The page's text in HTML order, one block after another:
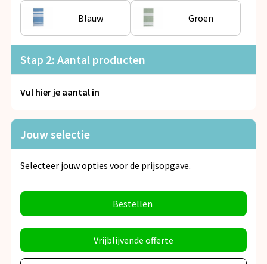
Snoepgoed
Spellen voor binnen en buiten
Veiligheid, Auto en Fiets
Vrije tijd en Strand
Blauw Groen
Stap 2: Aantal producten
Vul hier je aantal in
Jouw selectie
Selecteer jouw opties voor de prijsopgave.
Bestellen
Vrijblijvende offerte